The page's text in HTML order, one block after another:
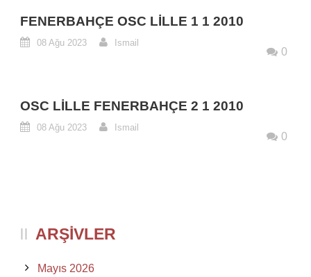
FENERBAHÇE OSC LILLE 1 1 2010
08 Ağu 2023 Ismail
0
OSC LILLE FENERBAHÇE 2 1 2010
08 Ağu 2023 Ismail
0
ARŞIVLER
Mayıs 2026